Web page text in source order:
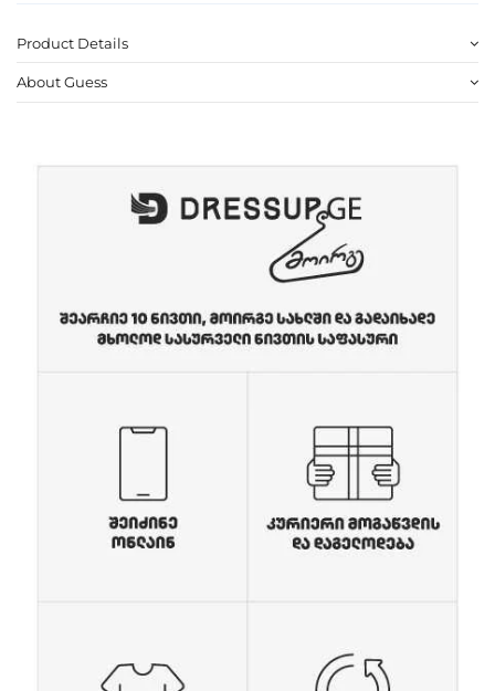
Product Details
About Guess